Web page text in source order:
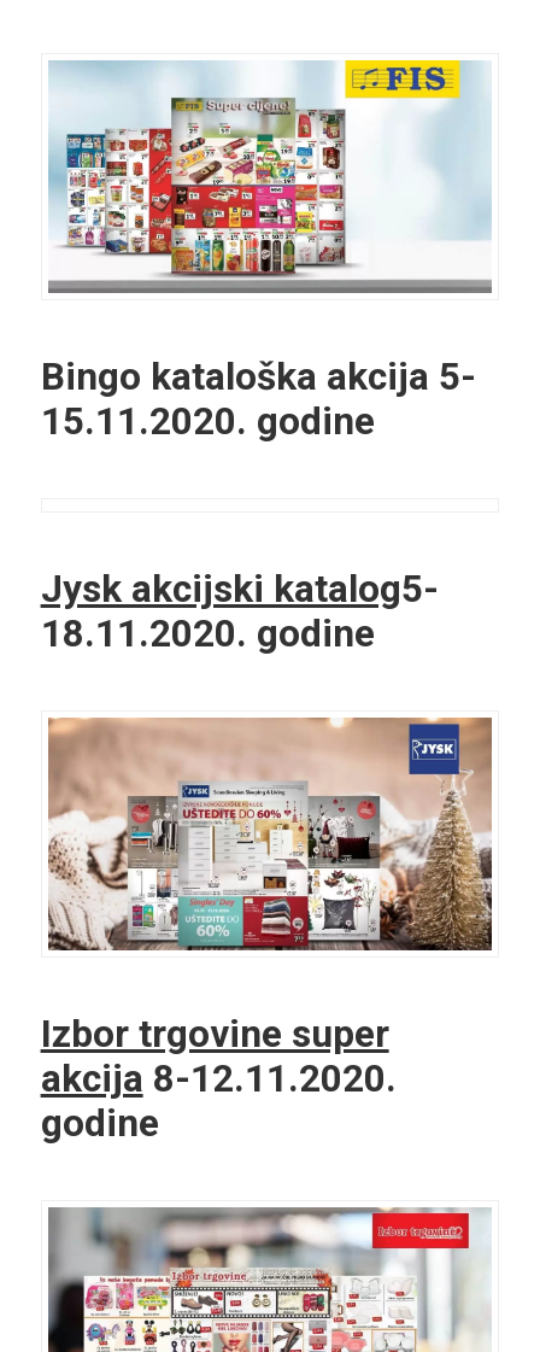
Bingo kataloška akcija 5-
15.11.2020. godine
Jysk akcijski katalog5-
18.11.2020. godine
Izbor trgovine super
akcija 8-12.11.2020.
godine